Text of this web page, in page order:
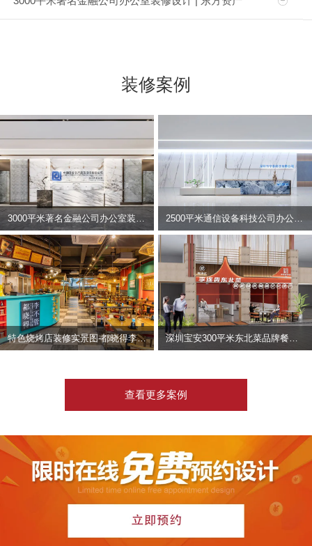
装修案例
2500平米通信设备科技公司办公室设计 | 宇泰科技
特色烧烤店装修实景图-都晓得李不管
查看更多案例